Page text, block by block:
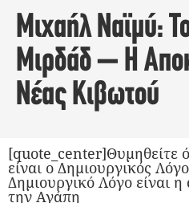
Μιχαήλ Ναϊμύ:
Μιρδάδ – Η
Νέας Κιβωτού
[quote_center]Θυμηθείτε
είναι ο Δημιουργικός
Δημιουργικό Λόγο είναι η
την Αγάπη